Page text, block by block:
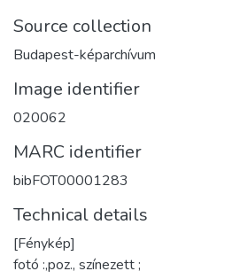
Source collection
Budapest-képarchívum
Image identifier
020062
MARC identifier
bibFOT00001283
Technical details
[Fénykép]
fotó :,poz., színezett ;